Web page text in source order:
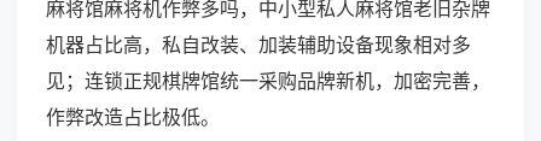
麻将馆麻将机作弊多吗，中小型私人麻将馆老旧杂牌
机器占比高，私自改装、加装辅助设备现象相对多
见；连锁正规棋牌馆统一采购品牌新机，加密完善，
作弊改造占比极低。